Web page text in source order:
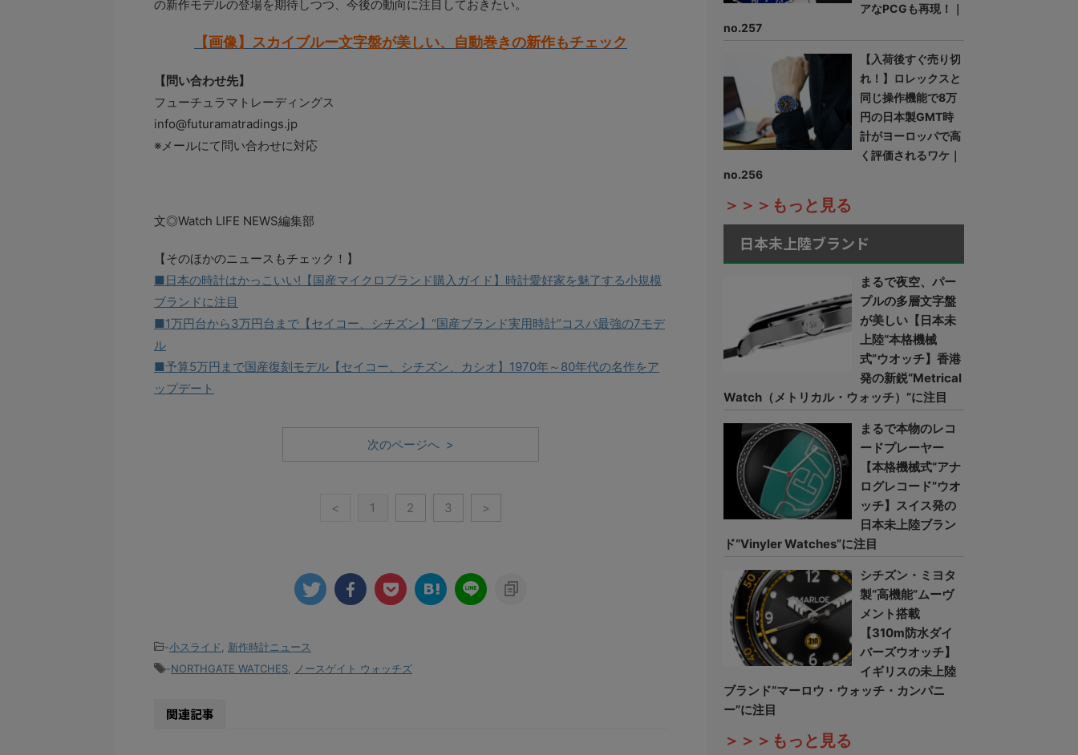
の新作モデルの登場を期待しつつ、今後の動向に注目しておきたい。
【画像】スカイブルー文字盤が美しい、自動巻きの新作もチェック
【問い合わせ先】
フューチュラマトレーディングス
info@futuramatradings.jp
※メールにて問い合わせに対応
文◎Watch LIFE NEWS編集部
【そのほかのニュースもチェック！】
■日本の時計はかっこいい!【国産マイクロブランド購入ガイド】時計愛好家を魅了する小規模
ブランドに注目
■1万円台から3万円台まで【セイコー、シチズン】“国産ブランド実用時計”コスパ最強の7モデ
ル
■予算5万円まで国産復刻モデル【セイコー、シチズン、カシオ】1970年～80年代の名作をア
ップデート
次のページへ >
< 1 2 3 >
-小スライド
新作時計ニュース
-NORTHGATE WATCHES ノースゲイト ウォッチズ
関連記事
アなPCGも再現！｜
no.257
【入荷後すぐ売り切
れ！】ロレックスと
同じ操作機能で8万
円の日本製GMT時
計がヨーロッパで高
く評価されるワケ｜
no.256
＞＞＞もっと見る
日本未上陸ブランド
まるで夜空、パー
プルの多層文字盤
が美しい【日本未
上陸“本格機械
式”ウオッチ】香港
発の新鋭“Metrical
Watch（メトリカル・ウォッチ）”に注目
まるで本物のレコ
ードプレーヤー
【本格機械式“アナ
ログレコード”ウオ
ッチ】スイス発の
日本未上陸ブラン
ド“Vinyler Watches”に注目
シチズン・ミヨタ
製“高機能”ムーヴ
メント搭載
【310m防水ダイ
バーズウオッチ】
イギリスの未上陸
ブランド“マーロウ・ウォッチ・カンパニ
ー”に注目
＞＞＞もっと見る